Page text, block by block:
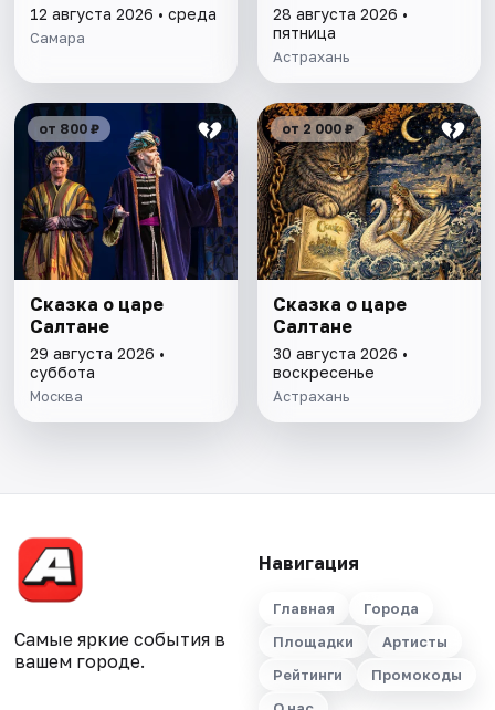
12 августа 2026 • среда
Самара
28 августа 2026 •
пятница
Астрахань
от 800 ₽
Сказка о царе
Салтане
29 августа 2026 •
суббота
Москва
от 2 000 ₽
Сказка о царе
Салтане
30 августа 2026 •
воскресенье
Астрахань
Самые яркие события в
вашем городе.
Навигация
Главная
Города
Площадки
Артисты
Рейтинги
Промокоды